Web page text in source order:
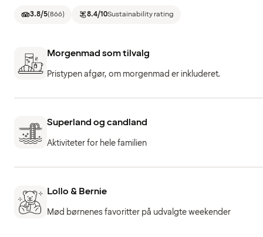
3.8/5(866) 8.4/10Sustainability rating
Morgenmad som tilvalg
Pristypen afgør, om morgenmad er inkluderet.
Superland og candland
Aktiviteter for hele familien
Lollo & Bernie
Mød børnenes favoritter på udvalgte weekender